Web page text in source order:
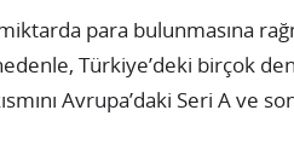
para bulunmasına
Türkiye’deki birçok
Avrupa’daki Seri A ve